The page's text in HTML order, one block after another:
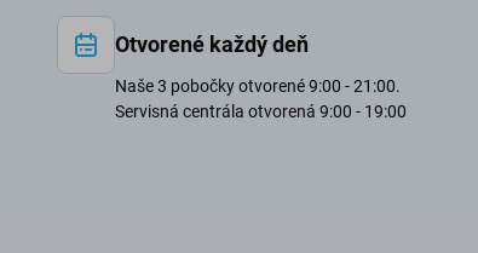
Otvorené každý deň
Naše 3 pobočky otvorené 9:00 - 21:00.
Servisná centrála otvorená 9:00 - 19:00